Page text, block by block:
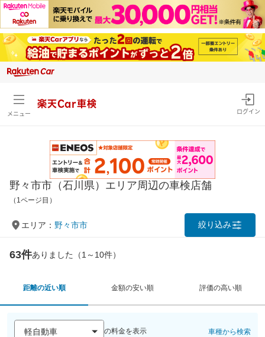
メニュー
楽天Car車検
ログイン
野々市市（石川県）エリア周辺の車検店舗
（1ページ目）
エリア： 野々市市 絞り込み
63件ありました（1～10件）
距離の近い順 金額の安い順 評価の高い順
の料金を表示 車種から検索